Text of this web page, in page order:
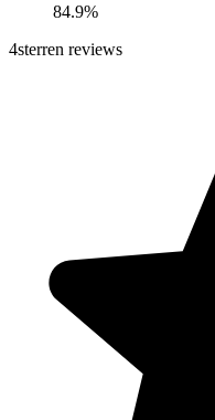
84.9%
4sterren reviews